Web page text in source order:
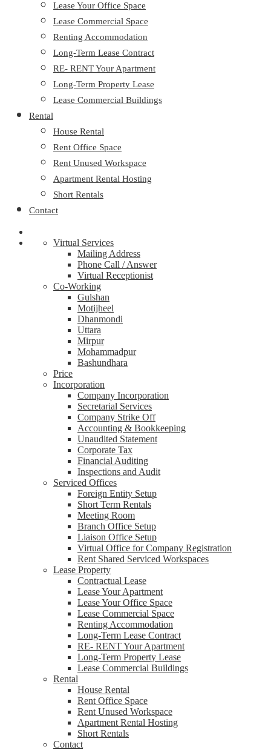
Lease Your Office Space
Lease Commercial Space
Renting Accommodation
Long-Term Lease Contract
RE- RENT Your Apartment
Long-Term Property Lease
Lease Commercial Buildings
Rental
House Rental
Rent Office Space
Rent Unused Workspace
Apartment Rental Hosting
Short Rentals
Contact
Virtual Services
Mailing Address
Phone Call / Answer
Virtual Receptionist
Co-Working
Gulshan
Motijheel
Dhanmondi
Uttara
Mirpur
Mohammadpur
Bashundhara
Price
Incorporation
Company Incorporation
Secretarial Services
Company Strike Off
Accounting & Bookkeeping
Unaudited Statement
Corporate Tax
Financial Auditing
Inspections and Audit
Serviced Offices
Foreign Entity Setup
Short Term Rentals
Meeting Room
Branch Office Setup
Liaison Office Setup
Virtual Office for Company Registration
Rent Shared Serviced Workspaces
Lease Property
Contractual Lease
Lease Your Apartment
Lease Your Office Space
Lease Commercial Space
Renting Accommodation
Long-Term Lease Contract
RE- RENT Your Apartment
Long-Term Property Lease
Lease Commercial Buildings
Rental
House Rental
Rent Office Space
Rent Unused Workspace
Apartment Rental Hosting
Short Rentals
Contact